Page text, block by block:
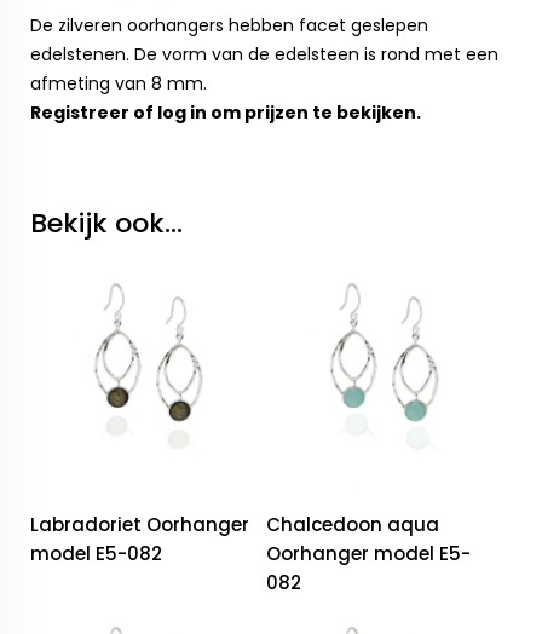
De zilveren oorhangers hebben facet geslepen
edelstenen. De vorm van de edelsteen is rond met een
afmeting van 8 mm.
Registreer of log in om prijzen te bekijken.
Bekijk ook...
Labradoriet Oorhanger
model E5-082
Chalcedoon aqua
Oorhanger model E5-
082